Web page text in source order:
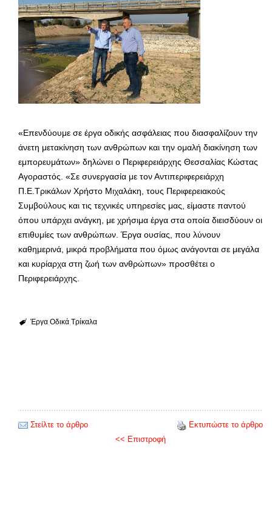
«Επενδύουμε σε έργα οδικής ασφάλειας που διασφαλίζουν την
άνετη μετακίνηση των ανθρώπων και την ομαλή διακίνηση των
εμπορευμάτων» δηλώνει ο Περιφερειάρχης Θεσσαλίας Κώστας
Αγοραστός. «Σε συνεργασία με τον Αντιπεριφερειάρχη
Π.Ε.Τρικάλων Χρήστο Μιχαλάκη, τους Περιφερειακούς
Συμβούλους και τις τεχνικές υπηρεσίες μας, είμαστε παντού
όπου υπάρχει ανάγκη, με χρήσιμα έργα στα οποία διεισδύουν οι
επιθυμίες των ανθρώπων. Έργα ουσίας, που λύνουν
καθημερινά, μικρά προβλήματα που όμως ανάγονται σε μεγάλα
και κυρίαρχα στη ζωή των ανθρώπων» προσθέτει ο
Περιφερειάρχης.
Έργα Οδικά Τρίκαλα
Στείλτε το άρθρο
Εκτυπώστε το άρθρο
<< Επιστροφή